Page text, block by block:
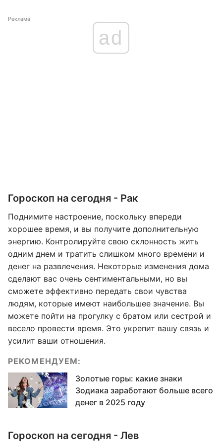
Реклама
ad
Гороскоп на сегодня - Рак
Поднимите настроение, поскольку впереди
хорошее время, и вы получите дополнительную
энергию. Контролируйте свою склонность жить
одним днем и тратить слишком много времени и
денег на развлечения. Некоторые изменения дома
сделают вас очень сентиментальными, но вы
сможете эффективно передать свои чувства
людям, которые имеют наибольшее значение. Вы
можете пойти на прогулку с братом или сестрой и
весело провести время. Это укрепит вашу связь и
усилит ваши отношения.
РЕКОМЕНДУЕМ:
Золотые горы: какие знаки
Зодиака заработают больше всего
денег в 2025 году
Гороскоп на сегодня - Лев